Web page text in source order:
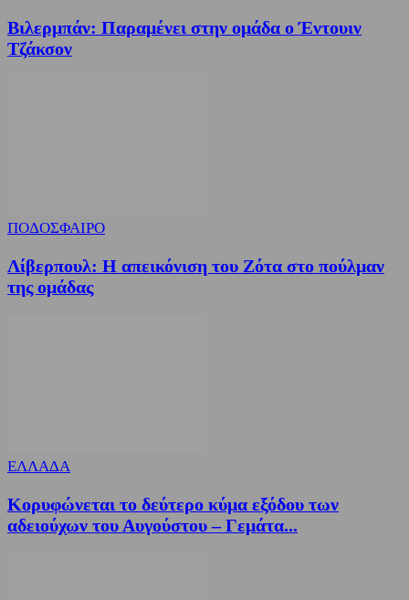
Βιλερμπάν: Παραμένει στην ομάδα ο Έντουιν
Τζάκσον
ΠΟΔΟΣΦΑΙΡΟ
Λίβερπουλ: Η απεικόνιση του Ζότα στο πούλμαν
της ομάδας
ΕΛΛΑΔΑ
Κορυφώνεται το δεύτερο κύμα εξόδου των
αδειούχων του Αυγούστου – Γεμάτα...